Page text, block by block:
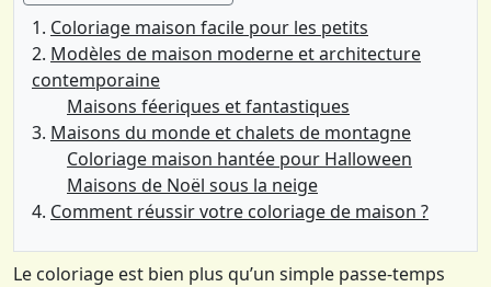
Coloriage maison facile pour les petits
Modèles de maison moderne et architecture
contemporaine
Maisons féeriques et fantastiques
Maisons du monde et chalets de montagne
Coloriage maison hantée pour Halloween
Maisons de Noël sous la neige
Comment réussir votre coloriage de maison ?
Le coloriage est bien plus qu’un simple passe-temps